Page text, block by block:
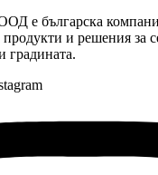
е българска
и решения за
градината.